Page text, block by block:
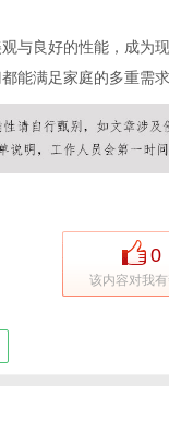
与良好的性能，成为
能满足家庭的多重需
0
该内容对我